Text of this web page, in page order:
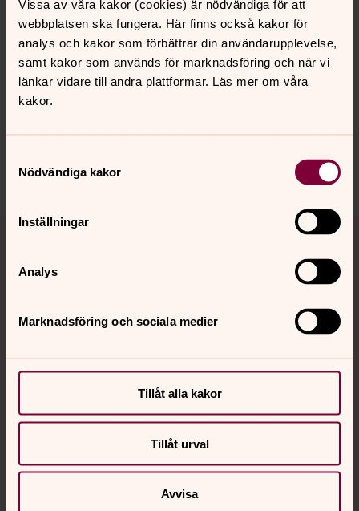
Vissa av våra kakor (cookies) är nödvändiga för att
webbplatsen ska fungera. Här finns också kakor för
analys och kakor som förbättrar din användarupplevelse,
samt kakor som används för marknadsföring och när vi
länkar vidare till andra plattformar. Läs mer om våra
kakor.
Nödvändiga kakor
Inställningar
Analys
Marknadsföring och sociala medier
Tillåt alla kakor
Tillåt urval
Avvisa
och vill gärna presentera dem närmare. På samma gång
ska vi försöka förklara varför rättvis handel är bättre för
både jorden och de som bebor den.)
Dela
Tillbaka till toppen
Tillbaka till innehållet
Kalender
Hitta snabbt